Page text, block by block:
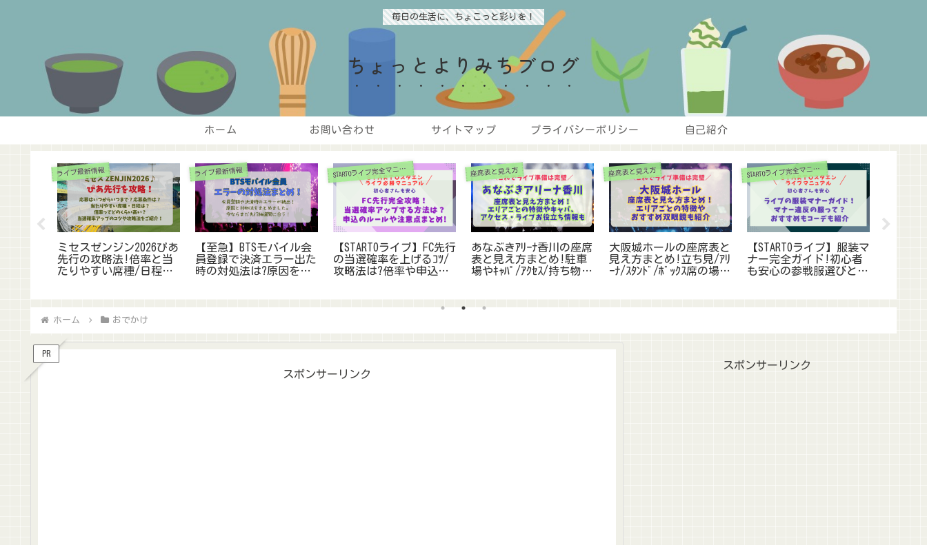
毎日の生活に、ちょこっと彩りを！
ちょっとよりみちブログ
ホーム お問い合わせ サイトマップ プライバシーポリシー 自己紹介
ライブ最新情報
ミセスゼンジン2026ぴあ
先行の攻略法!倍率と当
たりやすい席種/日程は?
ライブ最新情報
【至急】BTSモバイル会
員登録で決済エラー出た
時の対処法は?原因を徹
S
TARTOライブ完全マニュアル
【STARTOライブ】FC先行
の当選確率を上げるｺﾂ/
攻略法は?倍率や申込のﾙ
座席表と見え方
あなぶきｱﾘｰﾅ香川の座席
表と見え方まとめ!駐車
場やｷｬﾊﾟ/ｱｸｾｽ/持ち物に
座席表と見え方
大阪城ホールの座席表と
見え方まとめ!立ち見/ｱﾘ
ｰﾅ/ｽﾀﾝﾄﾞ/ﾎﾞｯｸｽ席の場所
S
TARTOライブ完全マニュアル
【STARTOライブ】服装マ
ナー完全ガイド!初心者
も安心の参戦服選びと
ホーム おでかけ
PR
スポンサーリンク
スポンサーリンク